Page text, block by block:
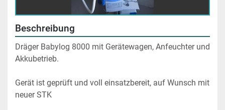
Beschreibung
Dräger Babylog 8000 mit Gerätewagen, Anfeuchter und
Akkubetrieb.
Gerät ist geprüft und voll einsatzbereit, auf Wunsch mit
neuer STK